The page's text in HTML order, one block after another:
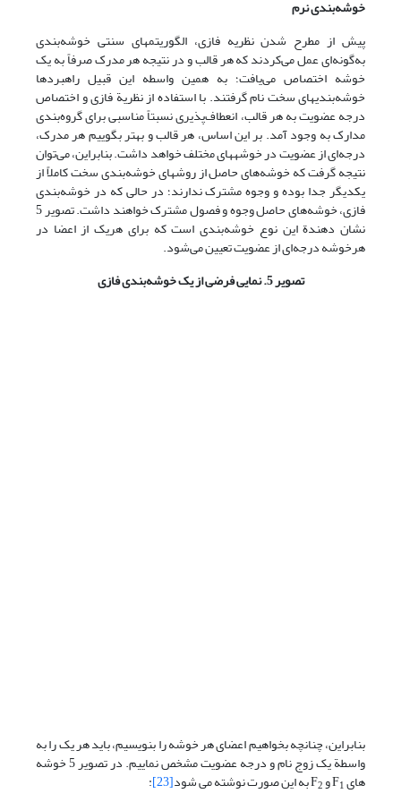
خوشه‌بندی نرم
پیش از مطرح شدن نظریه فازی، الگوریتمهای سنتی خوشه‌بندی
به‌گونه‌ای عمل می‌کردند که هر قالب و در نتیجه هر مدرک صرفاً به یک
خوشه اختصاص می‌یافت؛ به همین واسطه این قبیل راهبردها
خوشه‌بندیهای سخت نام گرفتند. با استفاده از نظریة فازی و اختصاص
درجه عضویت به هر قالب، انعطاف‌پذیری نسبتاً مناسبی برای گروه‌بندی
مدارک به وجود آمد. بر این اساس، هر قالب و بهتر بگوییم هر مدرک،
درجه‌ای از عضویت در خوشه‏های مختلف خواهد داشت. بنابراین، می‌توان
نتیجه گرفت که خوشه‌های حاصل از روشهای خوشه‌بندی سخت کاملاً از
یکدیگر جدا بوده و وجوه مشترک ندارند؛ در حالی که در خوشه‌بندی
فازی، خوشه‌های حاصل وجوه و فصول مشترک خواهند داشت. تصویر 5
نشان دهندة این نوع خوشه‌بندی است که برای هریک از اعضا در
هرخوشه درجه‌ای از عضویت تعیین می‌شود.
تصویر 5. نمایی فرضی از یک خوشه‌بندی فازی
بنابراین، چنانچه بخواهیم اعضای هر خوشه را بنویسیم، باید هر یک را به
واسطة یک زوج نام و درجه عضویت مشخص نماییم. در تصویر 5 خوشه
های F1 و F2 به این صورت نوشته می شود[23]
: